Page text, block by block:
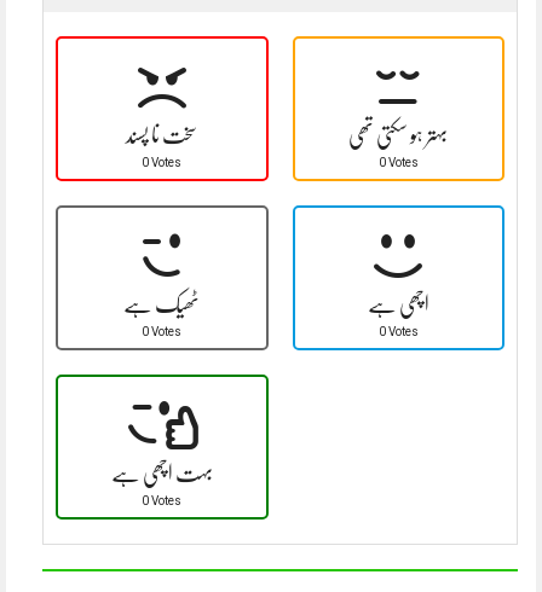
سخت نا پسند
0 Votes
بہتر ہو سکتی تھی
0 Votes
ٹھیک ہے
0 Votes
اچھی ہے
0 Votes
بہت اچھی ہے
0 Votes